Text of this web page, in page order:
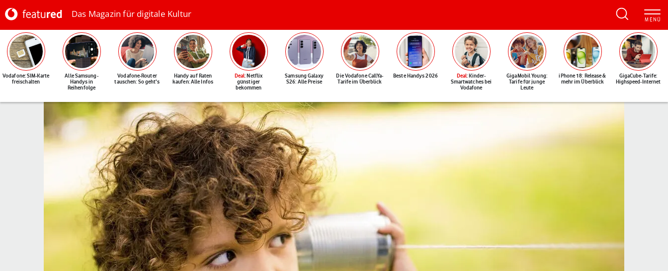
Das Magazin für digitale Kultur
Vodafone: SIM-Karte
freischalten
Alle Samsung-
Handys in
Reihenfolge
Vodafone-Router
tauschen: So geht's
Handy auf Raten
kaufen: Alle Infos
Deal: Netflix
günstiger
bekommen
Samsung Galaxy
S26: Alle Preise
Die Vodafone CallYa-
Tarife im Überblick
Beste Handys 2026 Deal: Kinder-
Smartwatches bei
Vodafone
GigaMobil Young:
Tarife für junge
Leute
iPhone 18: Release &
mehr im Überblick
GigaCube-Tarife:
Highspeed-Internet